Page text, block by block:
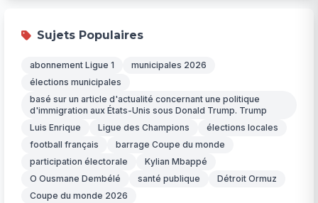
Sujets Populaires
abonnement Ligue 1
municipales 2026
élections municipales
basé sur un article d'actualité concernant une politique
d'immigration aux États-Unis sous Donald Trump. Trump
Luis Enrique
Ligue des Champions
élections locales
football français
barrage Coupe du monde
participation électorale
Kylian Mbappé
O Ousmane Dembélé
santé publique
Détroit Ormuz
Coupe du monde 2026